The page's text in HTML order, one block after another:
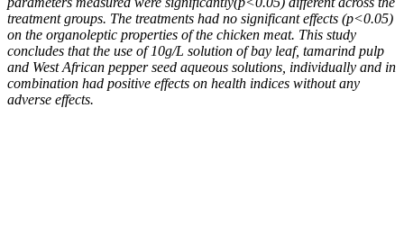
treatment groups. The treatments had no significant effects (p<0.05)
on the organoleptic properties of the chicken meat. This study
concludes that the use of 10g/L solution of bay leaf, tamarind pulp
and West African pepper seed aqueous solutions , individually and in
combination had positive effects on health indices without any
adverse effects.